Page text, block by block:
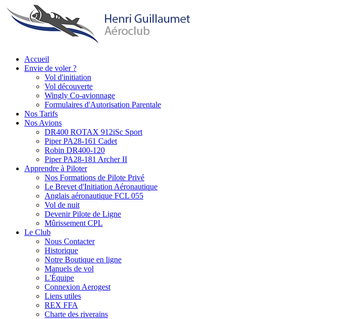
Aller
au
contenu
Main
navigation
Accueil
Envie de voler ?
Vol d'initiation
Vol découverte
Wingly Co-avionnage
Formulaires d'Autorisation Parentale
Nos Tarifs
Nos Avions
DR400 ROTAX 912iSc Sport
Piper PA28-161 Cadet
Robin DR400-120
Piper PA28-181 Archer II
Apprendre à Piloter
Nos Formations de Pilote Privé
Le Brevet d'Initiation Aéronautique
Anglais aéronautique FCL 055
Vol de nuit
Devenir Pilote de Ligne
Mûrissement CPL
Le Club
Nous Contacter
Historique
Notre Boutique en ligne
Manuels de vol
L'Équipe
Connexion Aerogest
Liens utiles
REX FFA
Charte des riverains